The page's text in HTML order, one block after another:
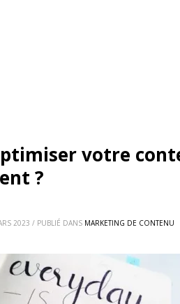
votre
?
2023 / PUBLIÉ DANS MARKETING DE CONTENU